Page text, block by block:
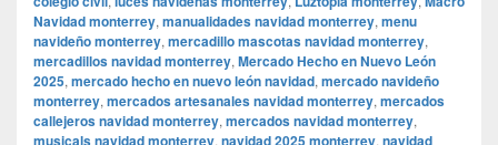
Navidad monterrey, manualidades navidad monterrey, menu
navideño monterrey, mercadillo mascotas navidad monterrey,
mercadillos navidad monterrey, Mercado Hecho en Nuevo León
2025, mercado hecho en nuevo león navidad, mercado navideño
monterrey, mercados artesanales navidad monterrey, mercados
callejeros navidad monterrey, mercados navidad monterrey,
musicals navidad monterrey, navidad 2025 monterrey, navidad